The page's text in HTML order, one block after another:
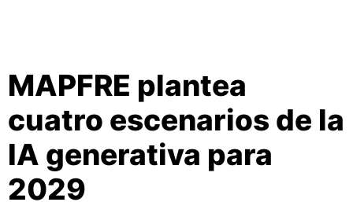
MAPFRE plantea
cuatro escenarios de la
IA generativa para
2029